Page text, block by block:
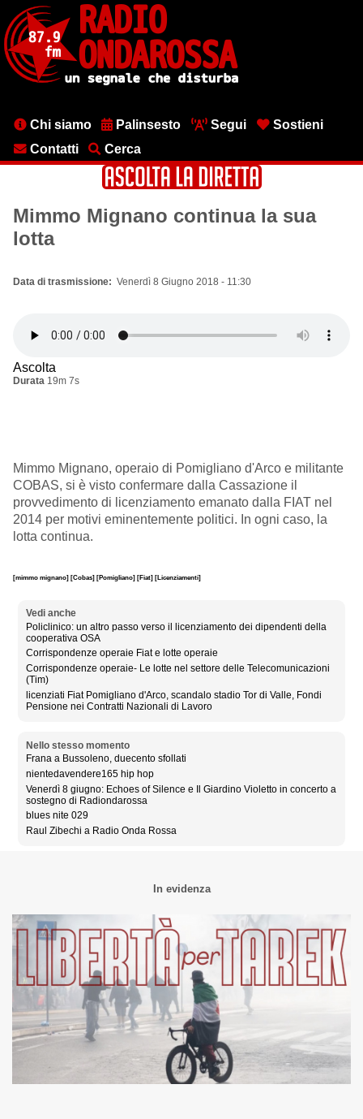
contenuto
principale
MenuChi siamo Palinsesto Segui
Sostieni
Contatti
Cerca
Mimmo Mignano continua la sua
lotta
Data di trasmissione Venerdì 8 Giugno 2018 - 11:30
Ascolta
Durata 19m 7s
Mimmo Mignano, operaio di Pomigliano d'Arco e militante
COBAS, si è visto confermare dalla Cassazione il
provvedimento di licenziamento emanato dalla FIAT nel
2014 per motivi eminentemente politici. In ogni caso, la
lotta continua.
[mimmo mignano] [Cobas] [Pomigliano] [Fiat] [Licenziamenti]
Vedi anche
Policlinico: un altro passo verso il licenziamento dei dipendenti della
cooperativa OSA
Corrispondenze operaie Fiat e lotte operaie
Corrispondenze operaie- Le lotte nel settore delle Telecomunicazioni
(Tim)
licenziati Fiat Pomigliano d'Arco, scandalo stadio Tor di Valle, Fondi
Pensione nei Contratti Nazionali di Lavoro
Nello stesso momento
Frana a Bussoleno, duecento sfollati
nientedavendere165 hip hop
Venerdì 8 giugno: Echoes of Silence e Il Giardino Violetto in concerto a
sostegno di Radiondarossa
blues nite 029
Raul Zibechi a Radio Onda Rossa
In evidenza